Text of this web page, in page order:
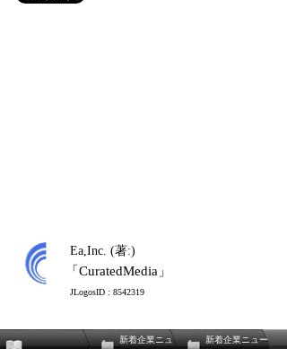
Ea,Inc. (著:)
「CuratedMedia」
JLogosID : 8542319
新着企業ニュ
新着企業ニュー